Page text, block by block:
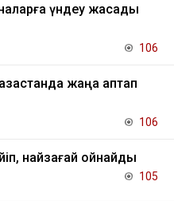
үндеу жасады
106
жаңа аптап
106
найзағай ойнайды
105